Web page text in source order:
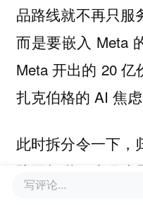
品路线就不再只服
而是要嵌入 Meta
Meta 开出的 20 亿
扎克伯格的 AI 焦虑
此时拆分令一下，
队不知道下个月
全的策略：做行
写评论...